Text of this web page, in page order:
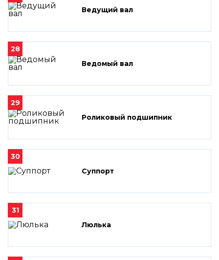
Ведущий вал
28
Ведомый вал
29
Роликовый подшипник
30
Суппорт
31
Люлька